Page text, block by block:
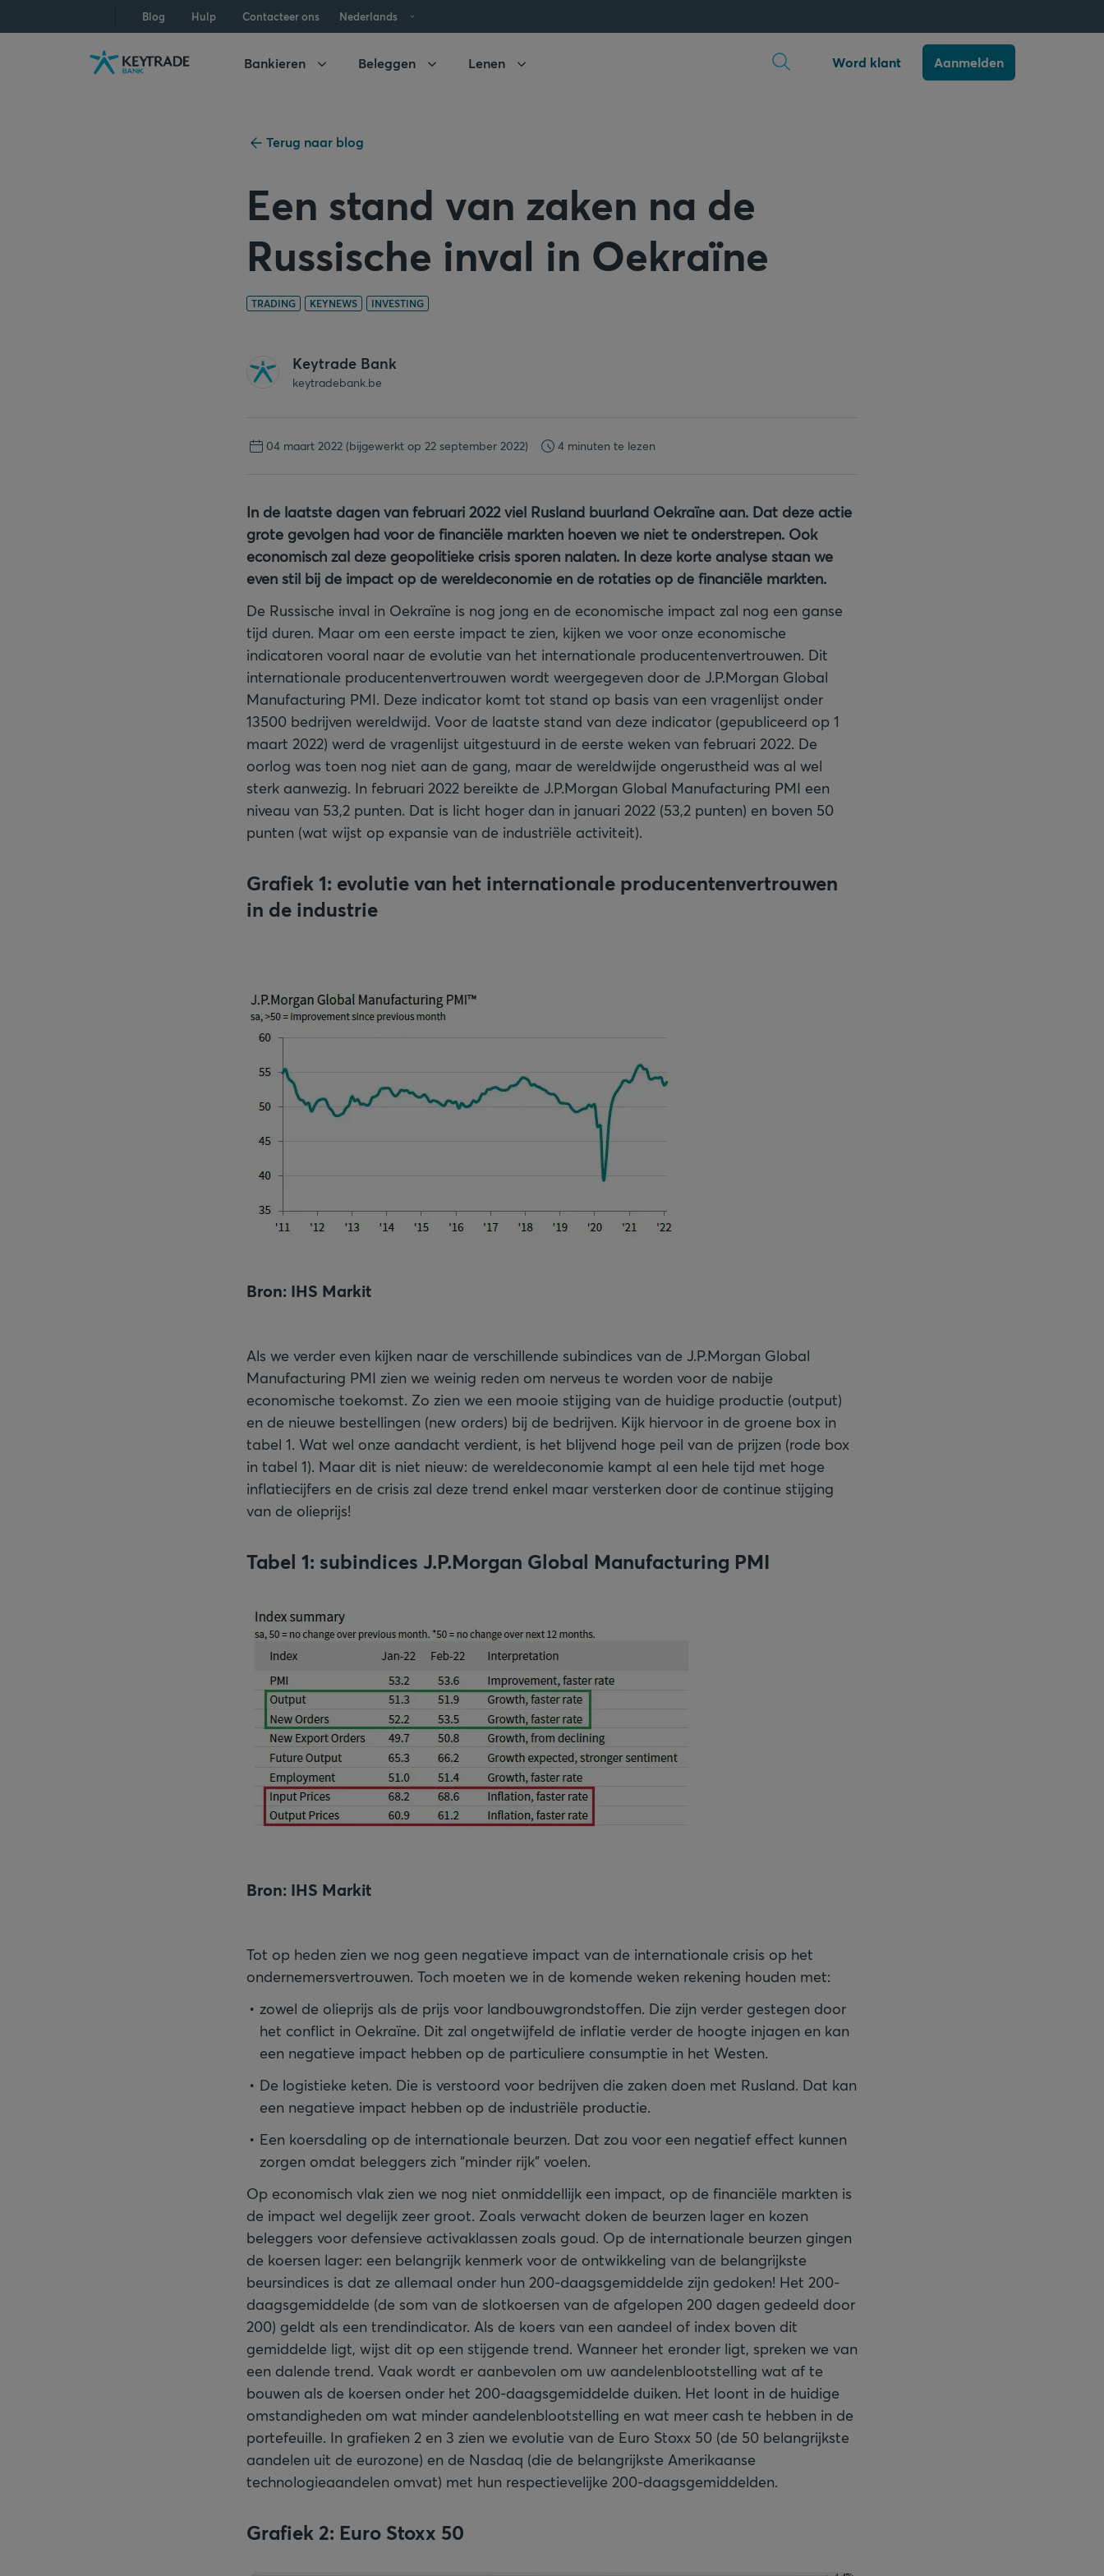
navigatie
aanmelden
inhoud
Blog Hulp Contacteer ons Nederlands
Bankieren Beleggen Lenen Word klant Aanmelden
Terug naar blog
Een stand van zaken na de
Russische inval in Oekraïne
TRADING KEYNEWS INVESTING
Keytrade Bank
keytradebank.be
04 maart 2022 (bijgewerkt op 22 september 2022) 4 minuten te lezen
In de laatste dagen van februari 2022 viel Rusland buurland Oekraïne aan. Dat deze actie
grote gevolgen had voor de financiële markten hoeven we niet te onderstrepen. Ook
economisch zal deze geopolitieke crisis sporen nalaten. In deze korte analyse staan we
even stil bij de impact op de wereldeconomie en de rotaties op de financiële markten.
De Russische inval in Oekraïne is nog jong en de economische impact zal nog een ganse
tijd duren. Maar om een eerste impact te zien, kijken we voor onze economische
indicatoren vooral naar de evolutie van het internationale producentenvertrouwen. Dit
internationale producentenvertrouwen wordt weergegeven door de J.P.Morgan Global
Manufacturing PMI. Deze indicator komt tot stand op basis van een vragenlijst onder
13500 bedrijven wereldwijd. Voor de laatste stand van deze indicator (gepubliceerd op 1
maart 2022) werd de vragenlijst uitgestuurd in de eerste weken van februari 2022. De
oorlog was toen nog niet aan de gang, maar de wereldwijde ongerustheid was al wel
sterk aanwezig. In februari 2022 bereikte de J.P.Morgan Global Manufacturing PMI een
niveau van 53,2 punten. Dat is licht hoger dan in januari 2022 (53,2 punten) en boven 50
punten (wat wijst op expansie van de industriële activiteit).
Grafiek 1: evolutie van het internationale producentenvertrouwen
in de industrie
Bron: IHS Markit
Als we verder even kijken naar de verschillende subindices van de J.P.Morgan Global
Manufacturing PMI zien we weinig reden om nerveus te worden voor de nabije
economische toekomst. Zo zien we een mooie stijging van de huidige productie (output)
en de nieuwe bestellingen (new orders) bij de bedrijven. Kijk hiervoor in de groene box in
tabel 1. Wat wel onze aandacht verdient, is het blijvend hoge peil van de prijzen (rode box
in tabel 1). Maar dit is niet nieuw: de wereldeconomie kampt al een hele tijd met hoge
inflatiecijfers en de crisis zal deze trend enkel maar versterken door de continue stijging
van de olieprijs!
Tabel 1: subindices J.P.Morgan Global Manufacturing PMI
Bron: IHS Markit
Tot op heden zien we nog geen negatieve impact van de internationale crisis op het
zowel de olieprijs als de prijs voor landbouwgrondstoffen. Die zijn verder gestegen door
het conflict in Oekraïne. Dit zal ongetwijfeld de inflatie verder de hoogte injagen en kan
een negatieve impact hebben op de particuliere consumptie in het Westen.
De logistieke keten. Die is verstoord voor bedrijven die zaken doen met Rusland. Dat kan
een negatieve impact hebben op de industriële productie.
Een koersdaling op de internationale beurzen. Dat zou voor een negatief effect kunnen
zorgen omdat beleggers zich “minder rijk” voelen.
Op economisch vlak zien we nog niet onmiddellijk een impact, op de financiële markten is
de impact wel degelijk zeer groot. Zoals verwacht doken de beurzen lager en kozen
beleggers voor defensieve activaklassen zoals goud. Op de internationale beurzen gingen
de koersen lager: een belangrijk kenmerk voor de ontwikkeling van de belangrijkste
beursindices is dat ze allemaal onder hun 200-daagsgemiddelde zijn gedoken! Het 200-
daagsgemiddelde (de som van de slotkoersen van de afgelopen 200 dagen gedeeld door
200) geldt als een trendindicator. Als de koers van een aandeel of index boven dit
gemiddelde ligt, wijst dit op een stijgende trend. Wanneer het eronder ligt, spreken we van
een dalende trend. Vaak wordt er aanbevolen om uw aandelenblootstelling wat af te
bouwen als de koersen onder het 200-daagsgemiddelde duiken. Het loont in de huidige
omstandigheden om wat minder aandelenblootstelling en wat meer cash te hebben in de
portefeuille. In grafieken 2 en 3 zien we evolutie van de Euro Stoxx 50 (de 50 belangrijkste
aandelen uit de eurozone) en de Nasdaq (die de belangrijkste Amerikaanse
technologieaandelen omvat) met hun respectievelijke 200-daagsgemiddelden.
Grafiek 2: Euro Stoxx 50